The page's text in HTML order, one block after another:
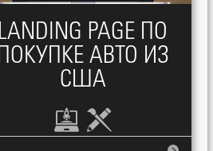
LANDING PAGE ПО
ПОКУПКЕ АВТО ИЗ
США